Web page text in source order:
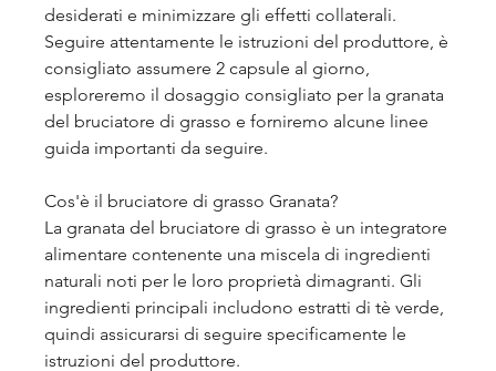
desiderati e minimizzare gli effetti collaterali.
Seguire attentamente le istruzioni del produttore, è
consigliato assumere 2 capsule al giorno,
esploreremo il dosaggio consigliato per la granata
del bruciatore di grasso e forniremo alcune linee
guida importanti da seguire.
Cos'è il bruciatore di grasso Granata?
La granata del bruciatore di grasso è un integratore
alimentare contenente una miscela di ingredienti
naturali noti per le loro proprietà dimagranti. Gli
ingredienti principali includono estratti di tè verde,
quindi assicurarsi di seguire specificamente le
istruzioni del produttore.